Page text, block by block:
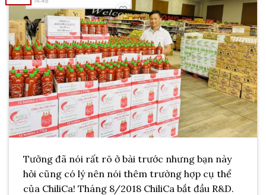
Tưởng đã nói rất rõ ở bài trước nhưng bạn này
hỏi cũng có lý nên nói thêm trường hợp cụ thể
của ChiliCa! Tháng 8/2018 ChiliCa bắt đầu R&D.